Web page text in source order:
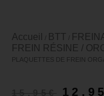
Accueil BTT
FREIN RÉSINE /
PLAQUETTES DE FREIN
12,95